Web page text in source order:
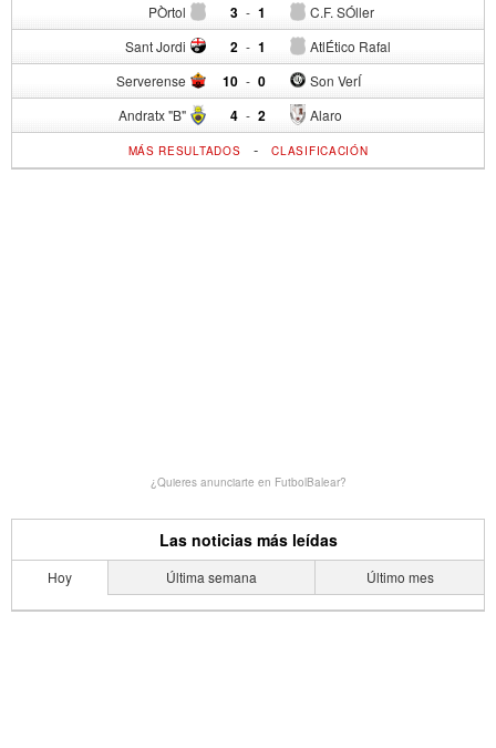
PÒrtol 3 - C.F. SÓller
1
Sant Jordi 2 - AtlÉtico Rafal
1
Serverense 10 - Son VerÍ
0
Andratx "B" 4 - Alaro
2
MÁS RESULTADOS -CLASIFICACIÓN
¿Quieres anunciarte en FutbolBalear?
Las noticias más leídas
Hoy Última semana Último mes